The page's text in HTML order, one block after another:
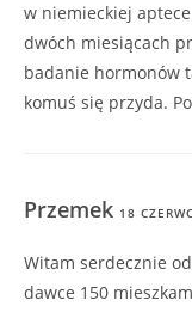
w niemieckiej
dwóch miesiącach
badanie hormonów
komuś się przyda.
Przemek 18
Witam serdecznie
dawce 150